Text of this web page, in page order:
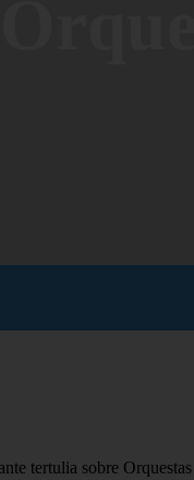
tertulia sobre